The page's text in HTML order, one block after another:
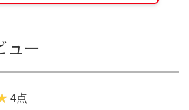
ュー
4点